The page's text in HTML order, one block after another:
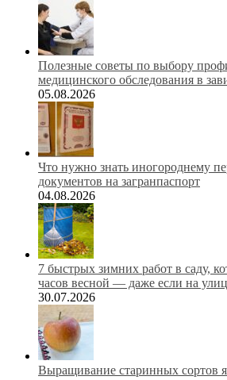
Полезные советы по выбору
медицинского обследования в
05.08.2026
Что нужно знать иногороднему
документов на загранпаспорт
04.08.2026
7 быстрых зимних работ в саду,
часов весной — даже если на
30.07.2026
Выращивание старинных сортов